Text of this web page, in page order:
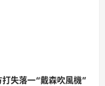
失落一“戴森吹風機”